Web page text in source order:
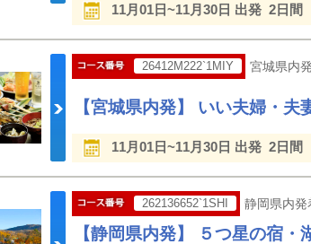
11月01日~11月30日 出発 2日間
26412M222`1MIY 宮城県内
【宮城県内発】 いい夫婦・
11月01日~11月30日 出発 2日間
262136652`1SHI 静岡県内発
【静岡県内発】 ５つ星の宿